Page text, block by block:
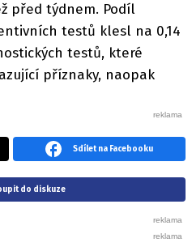
před týdnem. Podíl
testů klesl na 0,14
testů, které
příznaky, naopak
Sdílet na Facebooku
do diskuze